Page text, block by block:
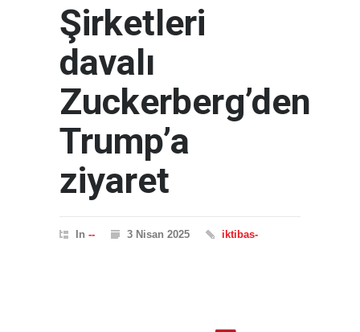
Şirketleri
davalı
Zuckerberg’den
Trump’a
ziyaret
In -- 3 Nisan 2025 iktibas-